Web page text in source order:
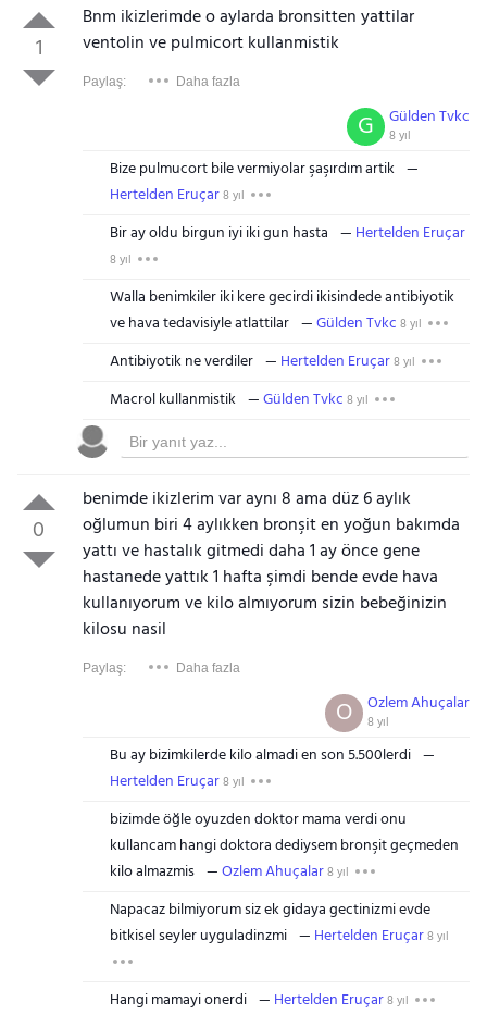
1
Bnm ikizlerimde o aylarda bronsitten yattilar
ventolin ve pulmicort kullanmistik
Paylaş: Daha fazla
Gülden Tvkc
8 yıl
G
Bize pulmucort bile vermiyolar şaşırdım artik
Hertelden Eruçar8 yıl
Bir ay oldu birgun iyi iki gun hasta Hertelden Eruçar
8 yıl
Walla benimkiler iki kere gecirdi ikisindede antibiyotik
ve hava tedavisiyle atlattilar
Gülden Tvkc 8 yıl
Antibiyotik ne verdiler Hertelden Eruçar8 yıl
Macrol kullanmistik Gülden Tvkc 8 yıl
0
benimde ikizlerim var aynı 8 ama düz 6 aylık
oğlumun biri 4 aylıkken bronşit en yoğun bakımda
yattı ve hastalık gitmedi daha 1 ay önce gene
hastanede yattık 1 hafta şimdi bende evde hava
kullanıyorum ve kilo almıyorum sizin bebeğinizin
kilosu nasil
Paylaş: Daha fazla
Ozlem Ahuçalar
8 yıl
O
Bu ay bizimkilerde kilo almadi en son 5.500lerdi
Hertelden Eruçar8 yıl
bizimde öğle oyuzden doktor mama verdi onu
kullancam hangi doktora dediysem bronşit geçmeden
kilo almazmis
Ozlem Ahuçalar8 yıl
Napacaz bilmiyorum siz ek gidaya gectinizmi evde
bitkisel seyler uyguladinzmi
Hertelden Eruçar8 yıl
Hangi mamayi onerdi Hertelden Eruçar8 yıl